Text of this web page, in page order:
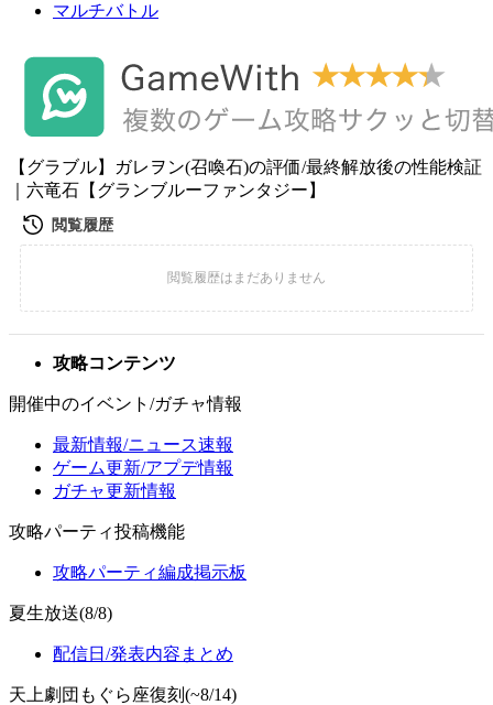
マルチバトル
【グラブル】ガレヲン(召喚石)の評価/最終解放後の性能検証
｜六竜石【グランブルーファンタジー】
攻略コンテンツ
開催中のイベント/ガチャ情報
最新情報/ニュース速報
ゲーム更新/アプデ情報
ガチャ更新情報
攻略パーティ投稿機能
攻略パーティ編成掲示板
夏生放送(8/8)
配信日/発表内容まとめ
天上劇団もぐら座復刻(~8/14)